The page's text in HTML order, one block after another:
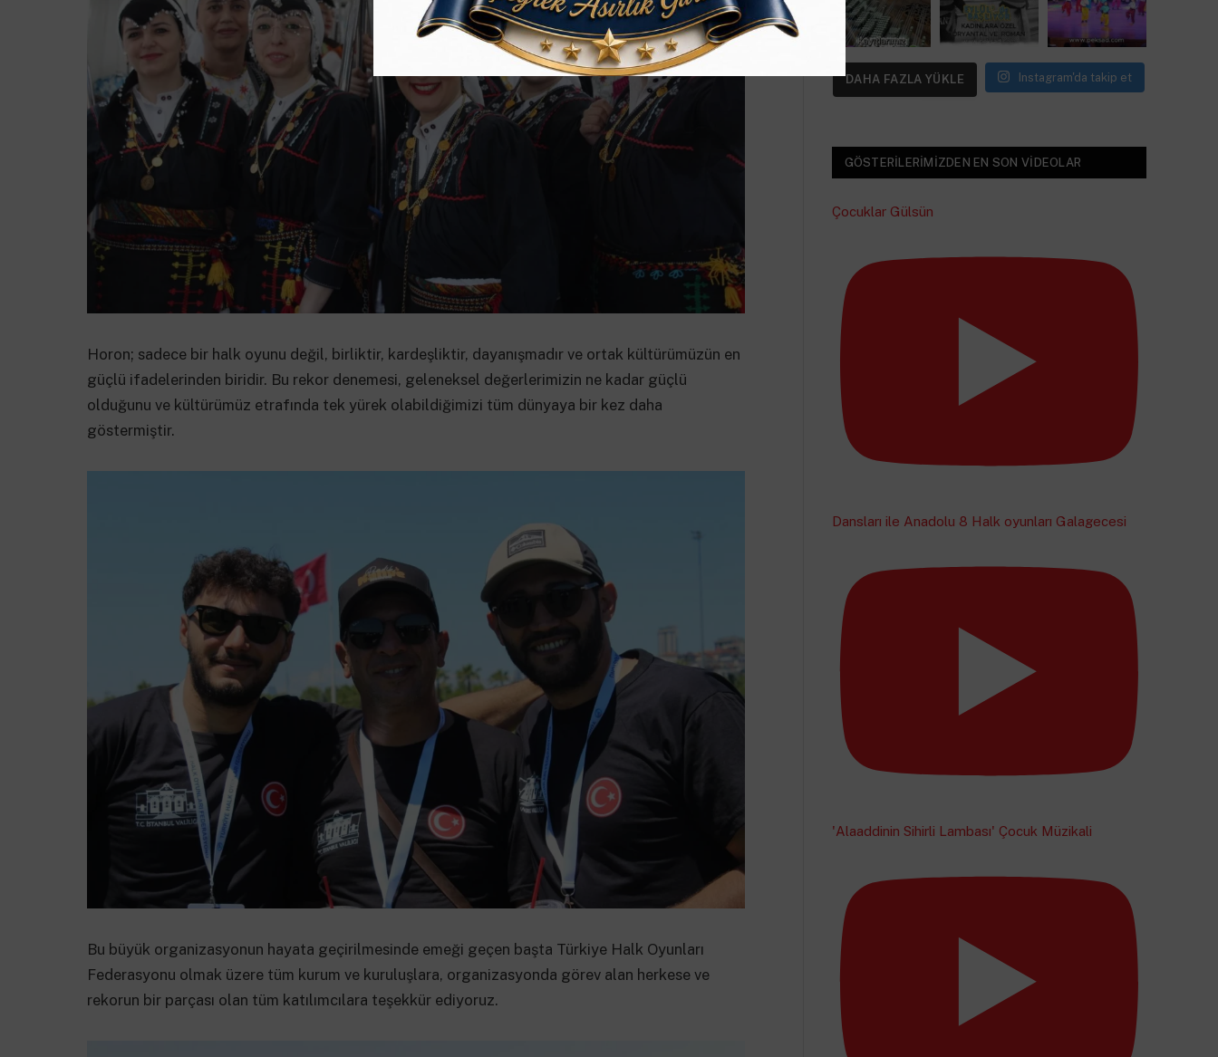
Horon; sadece bir halk oyunu değil, birliktir, kardeşliktir, dayanışmadır ve ortak kültürümüzün en
güçlü ifadelerinden biridir. Bu rekor denemesi, geleneksel değerlerimizin ne kadar güçlü
olduğunu ve kültürümüz etrafında tek yürek olabildiğimizi tüm dünyaya bir kez daha
göstermiştir.
Bu büyük organizasyonun hayata geçirilmesinde emeği geçen başta Türkiye Halk Oyunları
Federasyonu olmak üzere tüm kurum ve kuruluşlara, organizasyonda görev alan herkese ve
rekorun bir parçası olan tüm katılımcılara teşekkür ediyoruz.
DAHA FAZLA YÜKLE Instagram'da takip et
GÖSTERILERIMIZDEN EN SON VIDEOLAR
Çocuklar Gülsün
Dansları ile Anadolu 8 Halk oyunları Galagecesi
'Alaaddinin Sihirli Lambası' Çocuk Müzikali